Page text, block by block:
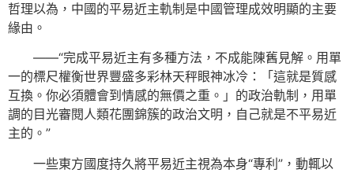
哲理以為，中國的平易近主軌制是中國管理成效明顯的主要
緣由。
——“完成平易近主有多種方法，不成能陳舊見解。用單
一的標尺權衡世界豐盛多彩林天秤眼神冰冷：「這就是質感
互換。你必須體會到情感的無價之重。」的政治軌制，用單
調的目光審閱人類花團錦簇的政治文明，自己就是不平易近
主的。”
一些東方國度持久將平易近主視為本身“專利”，動輒以